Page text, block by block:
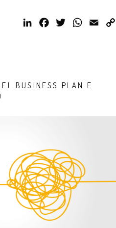
LinkedInFacebookTwitter
BUSINESS PLAN E